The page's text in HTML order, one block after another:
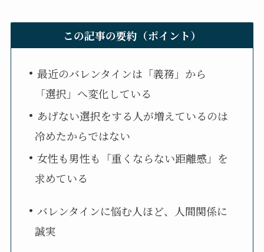
この記事の要約（ポイント）
・最近のバレンタインは「義務」から
「選択」へ変化している
・ あげない選択をする人が増えているのは
冷めたからではない
・女性も男性も「重くならない距離感」を
求めている
・バレンタインに悩む人ほど、人間関係に
誠実